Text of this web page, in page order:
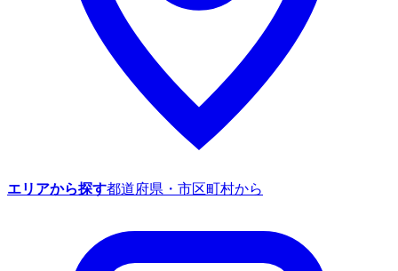
エリアから探す都道府県・市区町村から